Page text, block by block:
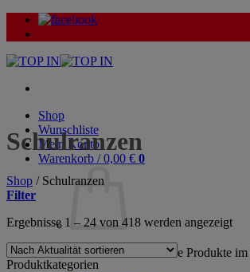
Zum
Inhalt
Shop
Wunschliste
Mein Konto
Warenkorb /0,00 € 0
Es befinden sich keine Produkte
Schulranzen
Shop /Schulranzen
Filter
Ergebnisse 1 – 24 von 418 werden angezeigt
Produktkategorien